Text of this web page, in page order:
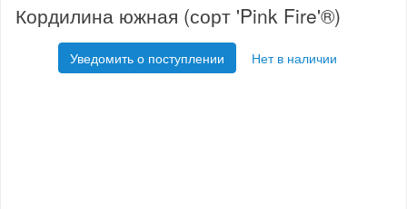
Кордилина южная (сорт 'Pink Fire'®)
Уведомить о поступлении Нет в наличии